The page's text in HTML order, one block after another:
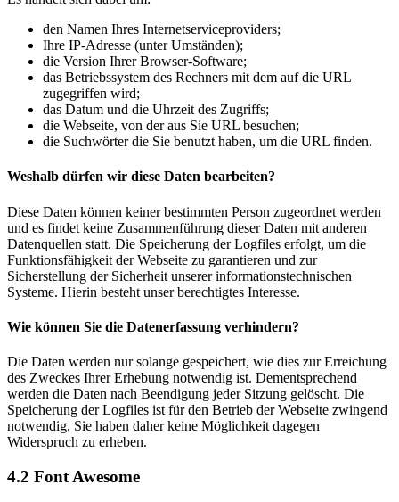
den Namen Ihres Internetserviceproviders;
Ihre IP-Adresse (unter Umständen);
die Version Ihrer Browser-Software;
das Betriebssystem des Rechners mit dem auf die URL
zugegriffen wird;
das Datum und die Uhrzeit des Zugriffs;
die Webseite, von der aus Sie URL besuchen;
die Suchwörter die Sie benutzt haben, um die URL finden.
Weshalb dürfen wir diese Daten bearbeiten?
Diese Daten können keiner bestimmten Person zugeordnet werden
und es findet keine Zusammenführung dieser Daten mit anderen
Datenquellen statt. Die Speicherung der Logfiles erfolgt, um die
Funktionsfähigkeit der Webseite zu garantieren und zur
Sicherstellung der Sicherheit unserer informationstechnischen
Systeme. Hierin besteht unser berechtigtes Interesse.
Wie können Sie die Datenerfassung verhindern?
Die Daten werden nur solange gespeichert, wie dies zur Erreichung
des Zweckes Ihrer Erhebung notwendig ist. Dementsprechend
werden die Daten nach Beendigung jeder Sitzung gelöscht. Die
Speicherung der Logfiles ist für den Betrieb der Webseite zwingend
notwendig, Sie haben daher keine Möglichkeit dagegen
Widerspruch zu erheben.
4.2 Font Awesome